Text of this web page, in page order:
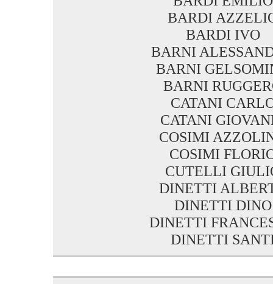
BARDI
BARDI IVO
BARNI
BARNI
BARNI
CATANI
CATANI
COSIMI
COSIMI
CUTELLI
DINETTI
DINETTI DINO
DINETTI
DINETTI